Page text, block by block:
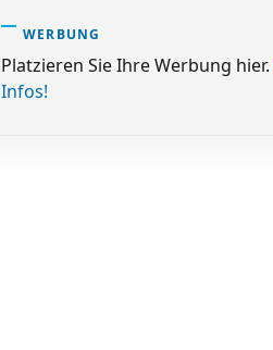
WERBUNG
Platzieren Sie Ihre Werbung hier.
Infos!